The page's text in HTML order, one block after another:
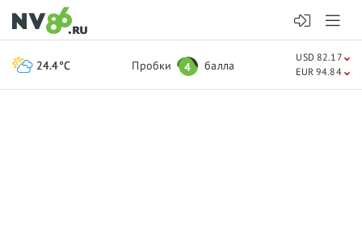
24.4°C Пробки 4 балла
USD 82.17
EUR 94.84